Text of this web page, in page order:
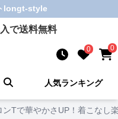
longt-style
で送料無料
0 0
人気ランキング
ンTで華やかさUP！着こなし